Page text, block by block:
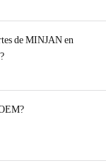
de MINJAN en